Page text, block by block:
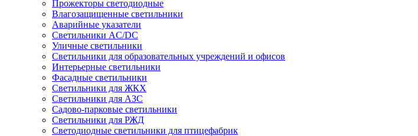
Прожекторы светодиодные
Влагозащищенные светильники
Аварийные указатели
Светильники AC/DC
Уличные светильники
Светильники для образовательных учреждений и офисов
Интерьерные светильники
Фасадные светильники
Светильники для ЖКХ
Светильники для АЗС
Садово-парковые светильники
Светильники для РЖД
Светодиодные светильники для птицефабрик